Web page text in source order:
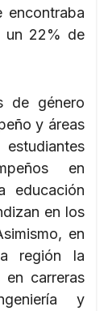
encontraba
un 22% de
de género
y áreas
en
educación
en los
en
región la
en carreras
y